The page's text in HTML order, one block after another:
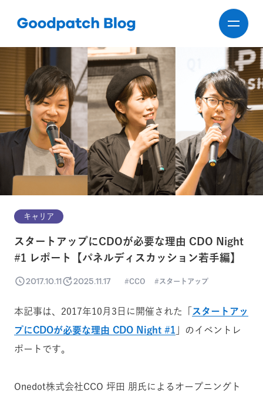
キャリア
スタートアップにCDOが必要な理由 CDO Night
#1 レポート【パネルディスカッション若手編】
2017.10.11 2025.11.17 CCO スタートアップ
本記事は、2017年10月3日に開催された「
スタートアッ
プにCDOが必要な理由 CDO Night #1
」のイベントレ
ポートです。
Onedot株式会社CCO 坪田 朋氏によるオープニングト